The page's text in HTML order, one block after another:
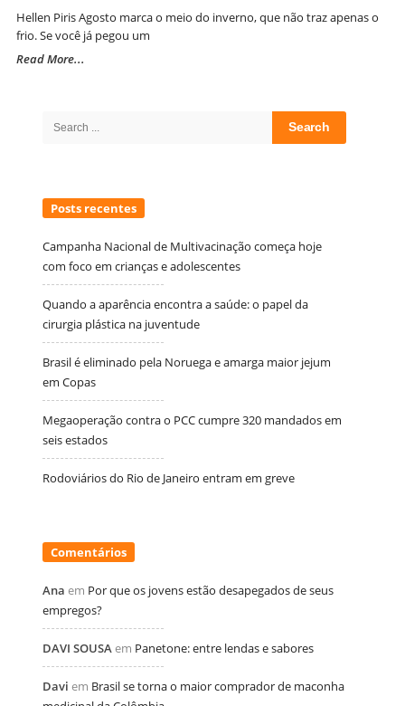
Hellen Piris Agosto marca o meio do inverno, que não traz apenas o
frio. Se você já pegou um
Read More...
Posts recentes
Campanha Nacional de Multivacinação começa hoje
com foco em crianças e adolescentes
Quando a aparência encontra a saúde: o papel da
cirurgia plástica na juventude
Brasil é eliminado pela Noruega e amarga maior jejum
em Copas
Megaoperação contra o PCC cumpre 320 mandados em
seis estados
Rodoviários do Rio de Janeiro entram em greve
Comentários
Ana em Por que os jovens estão desapegados de seus
empregos?
DAVI SOUSA em Panetone: entre lendas e sabores
Davi em Brasil se torna o maior comprador de maconha